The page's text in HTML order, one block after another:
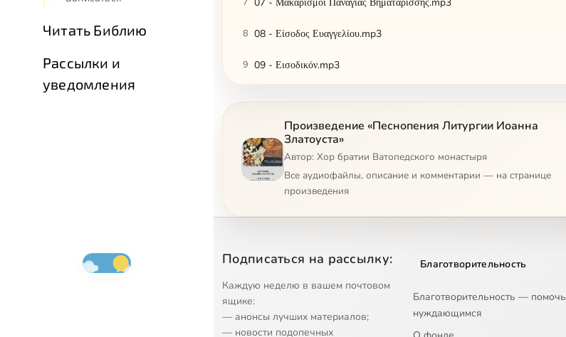
Читать Библию
Рассылки и
уведомления
8 08 - Είσοδος Ευαγγελίου.mp3
9 09 - Εισοδικόν.mp3
11 - Τρισάγιος Ύμνος “Καλογήρου”.mp3
12 12 - “Άγιος ο Θεός…”.mp3
13 - Προκείμενον.mp3
14 14 - Αποστολικόν Ανάγνωσμα.mp3
16 16 - Ευαγγελικόν Ανάγνωσμα.mp3
17 17 - “Δόξα σοι, Κύριε”.mp3
Произведение «Песнопения Литургии Иоанна
Златоуста»
Автор: Хор братии Ватопедского монастыря
Все аудиофайлы, описание и комментарии — на странице
произведения
Подписаться на рассылку:
Каждую неделю в вашем почтовом
ящике:
— анонсы лучших материалов;
— новости подопечных
Благотворительность
Благотворительность — помочь
нуждающимся